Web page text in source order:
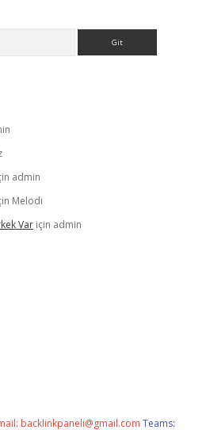
admin
Melodi
Var için admin
backlinkpaneli@gmail.com Teams: